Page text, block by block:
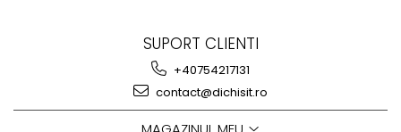
SUPORT CLIENTI
+40754217131
contact@dichisit.ro